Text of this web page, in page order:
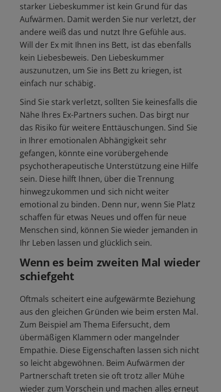
starker Liebeskummer ist kein Grund für das
Aufwärmen. Damit werden Sie nur verletzt, der
andere weiß das und nutzt Ihre Gefühle aus.
Will der Ex mit Ihnen ins Bett, ist das ebenfalls
kein Liebesbeweis. Den Liebeskummer
auszunutzen, um Sie ins Bett zu kriegen, ist
einfach nur schäbig.
Sind Sie stark verletzt, sollten Sie keinesfalls die
Nähe Ihres Ex-Partners suchen. Das birgt nur
das Risiko für weitere Enttäuschungen. Sind Sie
in Ihrer emotionalen Abhängigkeit sehr
gefangen, könnte eine vorübergehende
psychotherapeutische Unterstützung eine Hilfe
sein. Diese hilft Ihnen, über die Trennung
hinwegzukommen und sich nicht weiter
emotional zu binden. Denn nur, wenn Sie Platz
schaffen für etwas Neues und offen für neue
Menschen sind, können Sie wieder jemanden in
Ihr Leben lassen und glücklich sein.
Wenn es beim zweiten Mal wieder
schiefgeht
Oftmals scheitert eine aufgewärmte Beziehung
aus den gleichen Gründen wie beim ersten Mal.
Zum Beispiel am Thema Eifersucht, dem
übermäßigen Klammern oder mangelnder
Empathie. Diese Eigenschaften lassen sich nicht
so leicht abgewöhnen. Beim Aufwärmen der
Partnerschaft treten sie oft trotz aller Mühe
wieder zum Vorschein und machen alles erneut